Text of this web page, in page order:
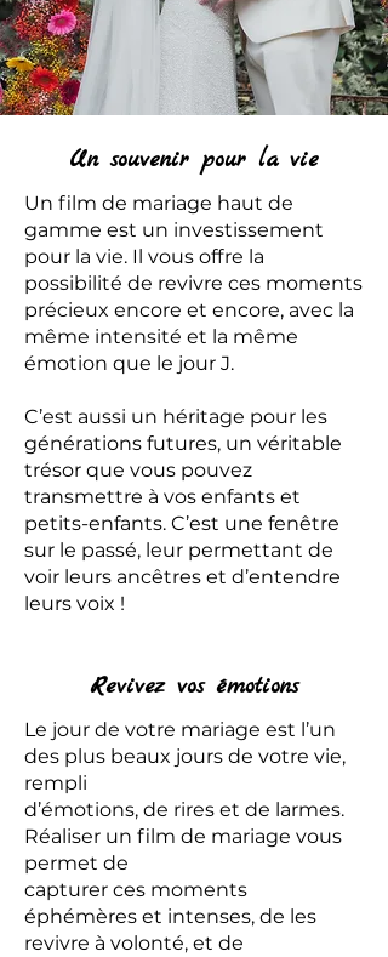
Un souvenir pour la vie
Un film de mariage haut de
gamme est un investissement
pour la vie. Il vous offre la
possibilité de revivre ces moments
précieux encore et encore, avec la
même intensité et la même
émotion que le jour J.
C’est aussi un héritage pour les
générations futures, un véritable
trésor que vous pouvez
transmettre à vos enfants et
petits-enfants. C’est une fenêtre
sur le passé, leur permettant de
voir leurs ancêtres et d’entendre
leurs voix !
Revivez vos émotions
Le jour de votre mariage est l’un
des plus beaux jours de votre vie,
rempli
d’émotions, de rires et de larmes.
Réaliser un film de mariage vous
permet de
capturer ces moments
éphémères et intenses, de les
revivre à volonté, et de